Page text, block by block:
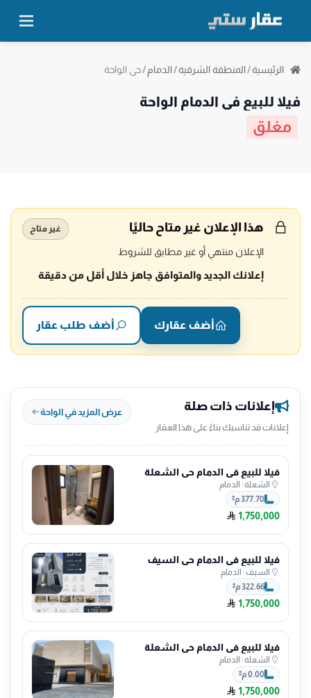
الرئيسية/المنطقة الشرقية/الدمام /حي الواحة
فيلا للبيع في الدمام الواحة
مغلق
هذا الإعلان غير متاح حاليًا غير متاح
الإعلان منتهي أو غير مطابق للشروط
إعلانك الجديد والمتوافق جاهز خلال أقل من دقيقة
أضف عقارك أضف طلب عقار
إعلانات ذات صلة
إعلانات قد تناسبك بناءً على هذا العقار
عرض المزيد في الواحة
فيلا للبيع في الدمام حي الشعلة
الشعلة| الدمام
377.70 م²
1,750,000
فيلا للبيع في الدمام حي السيف
السيف| الدمام
322.66 م²
1,750,000
فيلا للبيع في الدمام حي الشعلة
الشعلة| الدمام
0.00 م²
1,750,000